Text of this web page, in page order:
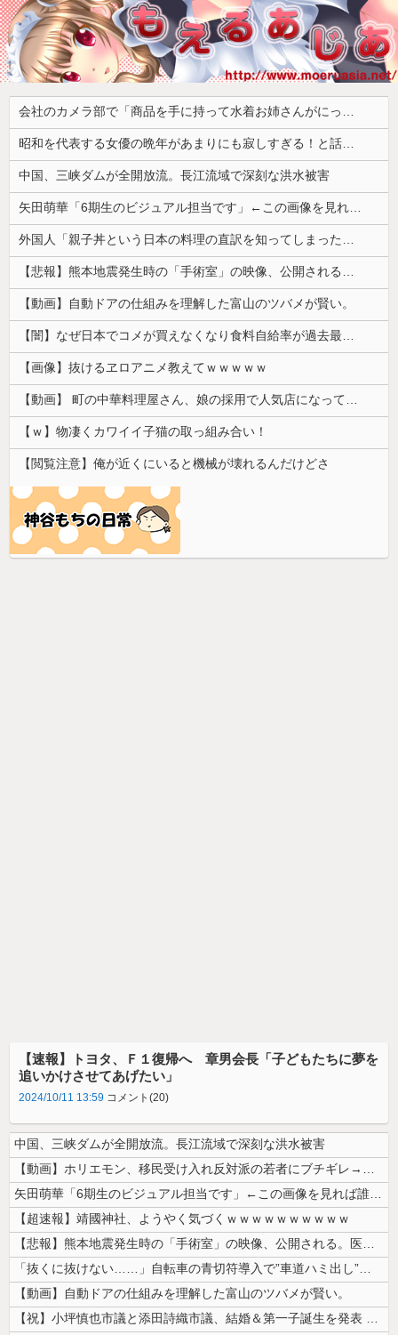
会社のカメラ部で「商品を手に持って水着お姉さんがにっこり」を撮影、だがお姉さんは素人アルバイトで親バレした結果……
昭和を代表する女優の晩年があまりにも寂しすぎる！と話題に、自身の子供を餓死する寸前までネグレクトした挙句……
中国、三峡ダムが全開放流。長江流域で深刻な洪水被害
矢田萌華「6期生のビジュアル担当です」←この画像を見れば誰もが納得【画像あり】
外国人「親子丼という日本の料理の直訳を知ってしまった…」
【悲報】熊本地震発生時の「手術室」の映像、公開される。医療従事者って凄いなｗｗｗｗ
【動画】自動ドアの仕組みを理解した富山のツバメが賢い。
【闇】なぜ日本でコメが買えなくなり食料自給率が過去最低に並んだのか？
【画像】抜けるヱロアニメ教えてｗｗｗｗｗ
【動画】 町の中華料理屋さん、娘の採用で人気店になってしまう
【ｗ】物凄くカワイイ子猫の取っ組み合い！
【閲覧注意】俺が近くにいると機械が壊れるんだけどさ
【速報】トヨタ、Ｆ１復帰へ 章男会長「子どもたちに夢を
追いかけさせてあげたい」
2024/10/11 13:59 コメント(20)
中国、三峡ダムが全開放流。長江流域で深刻な洪水被害
【動画】ホリエモン、移民受け入れ反対派の若者にブチギレ→スタジオ誰も反...
矢田萌華「6期生のビジュアル担当です」←この画像を見れば誰もが納得【画...
【超速報】靖國神社、ようやく気づくｗｗｗｗｗｗｗｗｗｗ
【悲報】熊本地震発生時の「手術室」の映像、公開される。医療従事者って凄...
「抜くに抜けない……」自転車の青切符導入で”車道ハミ出し”が急増中
【動画】自動ドアの仕組みを理解した富山のツバメが賢い。
【祝】小坪慎也市議と添田詩織市議、結婚＆第一子誕生を発表 → ｗｗｗｗ...